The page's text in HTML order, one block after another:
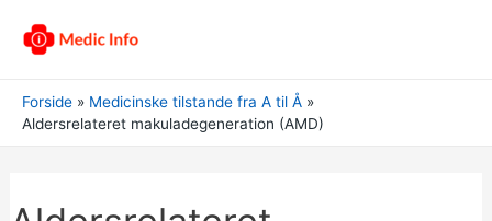
Forside
Medicinske tilstande fra A til Å
Aldersrelateret makuladegeneration (AMD)